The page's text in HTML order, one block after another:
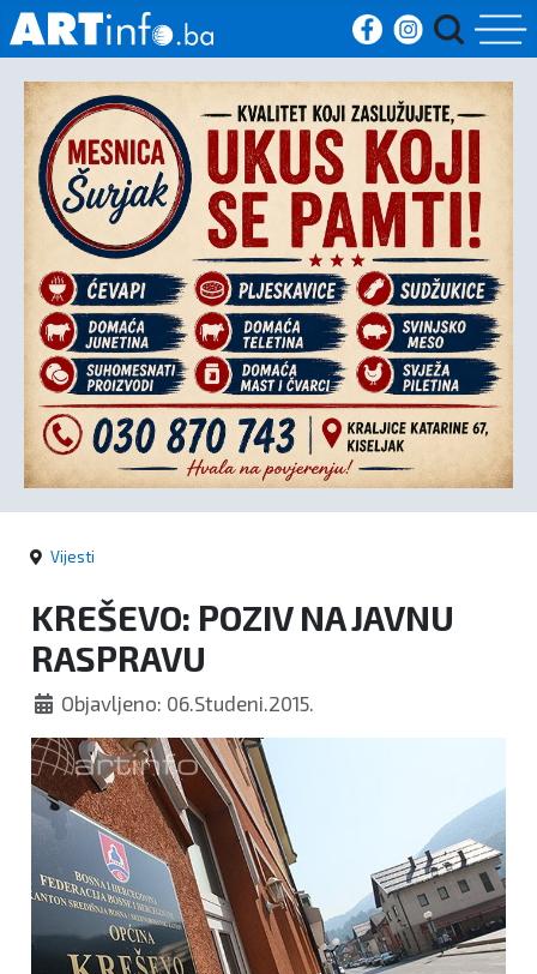
Početna
Vijesti
Sport
Kultura
Crna
kronika
Politika
Vijesti
KREŠEVO: POZIV NA JAVNU
RASPRAVU
Objavljeno: 06.Studeni.2015.